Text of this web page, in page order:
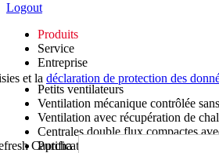
Logout
Produits
Service
Entreprise
Petits ventilateurs
Ventilation mécanique contrôlée
Ventilation avec récupération de
Centrales double flux compactes
Purificateurs d'air/Moniteurs CO
et la déclaration de protection des